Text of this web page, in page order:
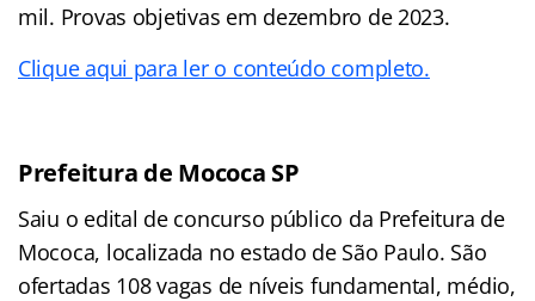
mil. Provas objetivas em dezembro de 2023.
Clique aqui para ler o conteúdo completo.
Prefeitura de Mococa SP
Saiu o edital de concurso público da Prefeitura de
Mococa, localizada no estado de São Paulo. São
ofertadas 108 vagas de níveis fundamental, médio,